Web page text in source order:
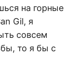
на горные
Gil, я
совсем
то я бы с